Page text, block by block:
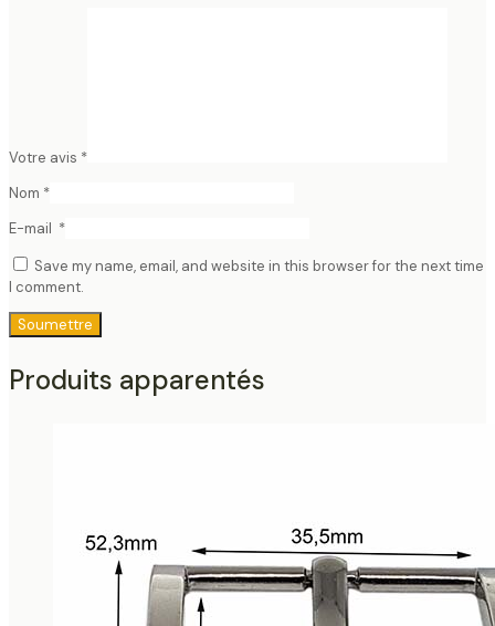
Votre avis *
Nom *
E-mail *
Save my name, email, and website in this browser for the next time
I comment.
Produits apparentés